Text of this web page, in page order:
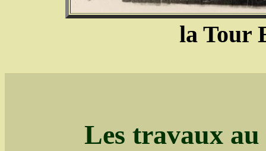
la Tour
Les travaux au